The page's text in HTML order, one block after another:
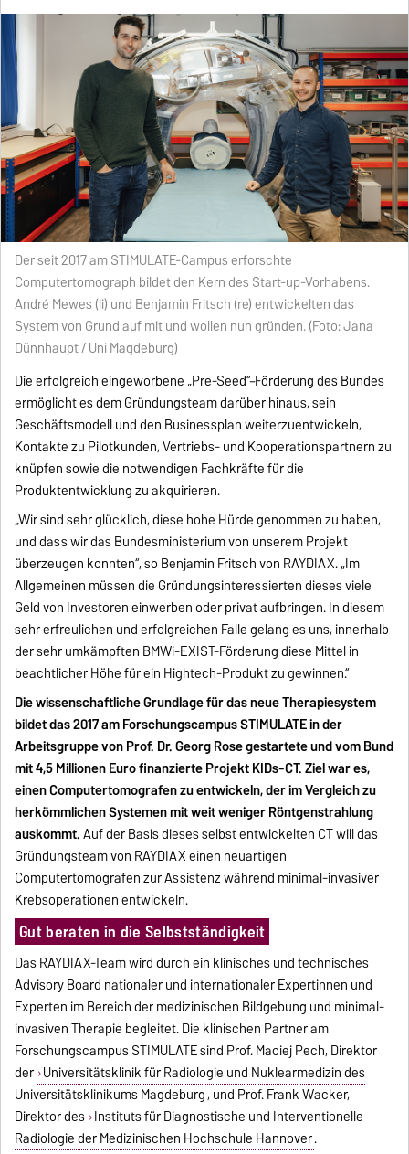
Der seit 2017 am STIMULATE-Campus erforschte
Computertomograph bildet den Kern des Start-up-Vorhabens.
André Mewes (li) und Benjamin Fritsch (re) entwickelten das
System von Grund auf mit und wollen nun gründen. (Foto: Jana
Dünnhaupt / Uni Magdeburg)
Die erfolgreich eingeworbene „Pre-Seed“–Förderung des Bundes
ermöglicht es dem Gründungsteam darüber hinaus, sein
Geschäftsmodell und den Businessplan weiterzuentwickeln,
Kontakte zu Pilotkunden, Vertriebs- und Kooperationspartnern zu
knüpfen sowie die notwendigen Fachkräfte für die
Produktentwicklung zu akquirieren.
„Wir sind sehr glücklich, diese hohe Hürde genommen zu haben,
und dass wir das Bundesministerium von unserem Projekt
überzeugen konnten“, so Benjamin Fritsch von RAYDIAX. „Im
Allgemeinen müssen die Gründungsinteressierten dieses viele
Geld von Investoren einwerben oder privat aufbringen. In diesem
sehr erfreulichen und erfolgreichen Falle gelang es uns, innerhalb
der sehr umkämpften BMWi-EXIST-Förderung diese Mittel in
beachtlicher Höhe für ein Hightech-Produkt zu gewinnen.“
Die wissenschaftliche Grundlage für das neue Therapiesystem
bildet das 2017 am Forschungscampus STIMULATE in der
Arbeitsgruppe von Prof. Dr. Georg Rose gestartete und vom Bund
mit 4,5 Millionen Euro finanzierte Projekt KIDs-CT. Ziel war es,
einen Computertomografen zu entwickeln, der im Vergleich zu
herkömmlichen Systemen mit weit weniger Röntgenstrahlung
auskommt.Auf der Basis dieses selbst entwickelten CT will das
Gründungsteam von RAYDIAX einen neuartigen
Computertomografen zur Assistenz während minimal-invasiver
Krebsoperationen entwickeln.
Gut beraten in die Selbstständigkeit
Das RAYDIAX-Team wird durch ein klinisches und technisches
Advisory Board nationaler und internationaler Expertinnen und
Experten im Bereich der medizinischen Bildgebung und minimal-
invasiven Therapie begleitet. Die klinischen Partner am
Forschungscampus STIMULATE sind Prof. Maciej Pech, Direktor
der Universitätsklinik für Radiologie und Nuklearmedizin des
Universitätsklinikums Magdeburg, und Prof. Frank Wacker,
Direktor des Instituts für Diagnostische und Interventionelle
Radiologie der Medizinischen Hochschule Hannover.